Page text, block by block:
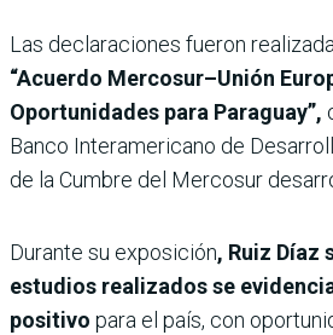
Las declaraciones fueron
“Acuerdo Mercosur–Unión
Oportunidades para Paraguay”,
Banco Interamericano de
de la Cumbre del Mercosur
Durante su exposición, Ruiz Díaz
estudios realizados se
positivo para el país, con